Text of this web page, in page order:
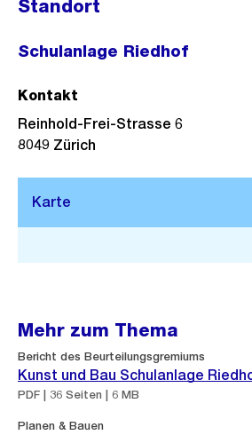
Standort
Schulanlage Riedhof
Stadtplan 3D
Kontakt
Reinhold-Frei-Strasse 6
8049 Zürich
Mehr zum Thema
Bericht des Beurteilungsgremiums
Kunst und Bau Schulanlage
PDF | 36 Seiten | 6 MB
Planen & Bauen